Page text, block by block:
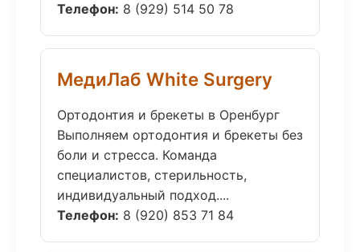
Телефон: 8 (929) 514 50 78
МедиЛаб White Surgery
Ортодонтия и брекеты в Оренбург
Выполняем ортодонтия и брекеты без
боли и стресса. Команда
специалистов, стерильность,
индивидуальный подход....
Телефон: 8 (920) 853 71 84